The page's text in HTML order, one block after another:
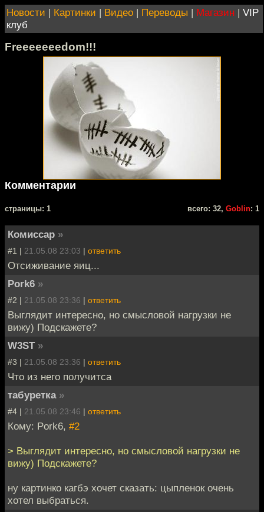
Новости | Картинки | Видео | Переводы | Магазин | VIP
клуб
Freeeeeeedom!!!
Комментарии
cтраницы: 1 всего: 32, Goblin: 1
Комиссар »
#1 | 21.05.08 23:03 | ответить
Отсиживание яиц...
Pork6 »
#2 | 21.05.08 23:36 | ответить
Выглядит интересно, но смысловой нагрузки не
вижу) Подскажете?
W3ST »
#3 | 21.05.08 23:36 | ответить
Что из него получитса
табуретка »
#4 | 21.05.08 23:46 | ответить
Кому: Pork6, #2
> Выглядит интересно, но смысловой нагрузки не
вижу) Подскажете?
ну картинко кагбэ хочет сказать: цыпленок очень
хотел выбраться.